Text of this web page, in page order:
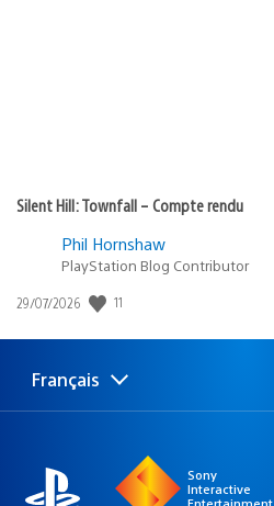
Silent Hill: Townfall – Compte rendu
Phil Hornshaw
PlayStation Blog Contributor
Date
publication
29/07/2026 11
Choisir
Région
Français
Sony
Interactive
Entertainment